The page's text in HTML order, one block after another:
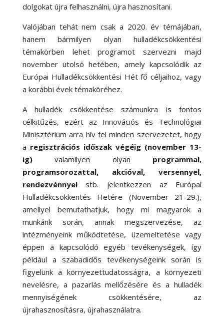
dolgokat újra felhasználni, újra hasznosítani.
Valójában tehát nem csak a 2020. év témájában,
hanem bármilyen olyan hulladékcsökkentési
témakörben lehet programot szervezni majd
november utolsó hetében, amely kapcsolódik az
Európai Hulladékcsökkentési Hét fő céljaihoz, vagy
a korábbi évek témaköréhez.
A hulladék csökkentése számunkra is fontos
célkitűzés, ezért az Innovációs és Technológiai
Minisztérium arra hív fel minden szervezetet, hogy
a regisztrációs időszak végéig (november 13-
ig)valamilyen olyan programmal,
programsorozattal, akcióval, versennyel,
rendezvénnyelstb. jelentkezzen az Európai
Hulladékcsökkentés Hetére (November 21-29.),
amellyel bemutathatjuk, hogy mi magyarok a
munkánk során, annak megszervezése, az
intézményeink működtetése, üzemeltetése vagy
éppen a kapcsolódó egyéb tevékenységek, így
például a szabadidős tevékenységeink során is
figyelünk a környezettudatosságra, a környezeti
nevelésre, a pazarlás mellőzésére és a hulladék
mennyiségének csökkentésére, az
újrahasznosításra, újrahasználatra.